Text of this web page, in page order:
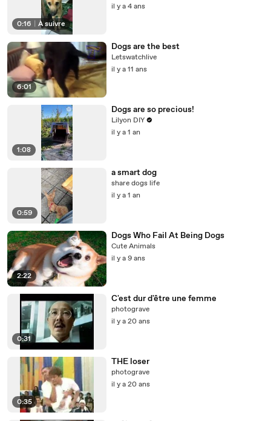
0:16 À suivre
il y a 4 ans
6:01
Dogs are the best
Letswatchlive
il y a 11 ans
1:08
Dogs are so precious!
Lilyon DIY
il y a 1 an
0:59
a smart dog
share dogs life
il y a 1 an
2:22
Dogs Who Fail At Being Dogs
Cute Animals
il y a 9 ans
0:31
C'est dur d'être une femme
photograve
il y a 20 ans
0:35
THE loser
photograve
il y a 20 ans